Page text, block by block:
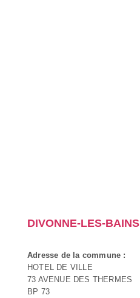
DIVONNE-LES-BAINS
Adresse de la commune :
HOTEL DE VILLE
73 AVENUE DES THERMES
BP 73